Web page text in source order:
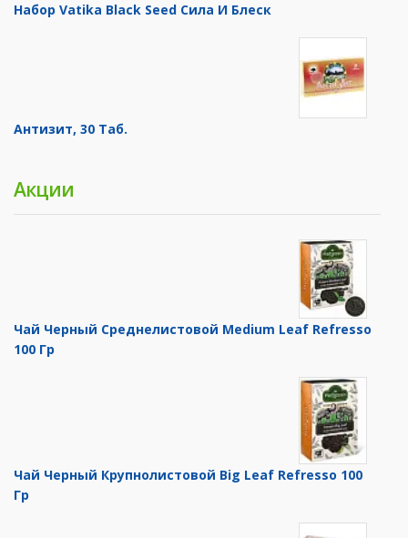
Набор Vatika Black Seed Сила И Блеск
Антизит, 30 Таб.
Акции
Чай Черный Среднелистовой Medium Leaf Refresso
100 Гр
Чай Черный Крупнолистовой Big Leaf Refresso 100
Гр